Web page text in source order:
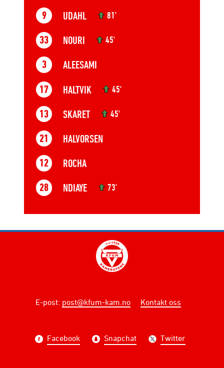
9 UDAHL 81'
33 NOURI 45'
3 ALEESAMI
17 HALTVIK 45'
13 SKARET 45'
21 HALVORSEN
12 ROCHA
28 NDIAYE 73'
E-post: post@kfum-kam.no Kontakt oss
Facebook Snapchat Twitter